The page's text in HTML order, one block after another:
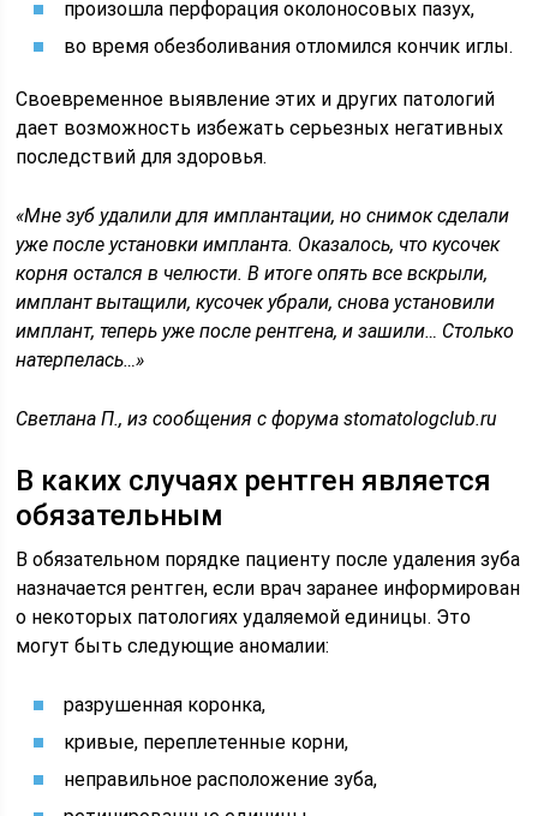
произошла перфорация околоносовых пазух,
во время обезболивания отломился кончик иглы.
Своевременное выявление этих и других патологий
дает возможность избежать серьезных негативных
последствий для здоровья.
«Мне зуб удалили для имплантации, но снимок сделали
уже после установки импланта. Оказалось, что кусочек
корня остался в челюсти. В итоге опять все вскрыли,
имплант вытащили, кусочек убрали, снова установили
имплант, теперь уже после рентгена, и зашили… Столько
натерпелась…»
Светлана П., из сообщения с форума stomatologclub.ru
В каких случаях рентген является
обязательным
В обязательном порядке пациенту после удаления зуба
назначается рентген, если врач заранее информирован
о некоторых патологиях удаляемой единицы. Это
могут быть следующие аномалии:
разрушенная коронка,
кривые, переплетенные корни,
неправильное расположение зуба,